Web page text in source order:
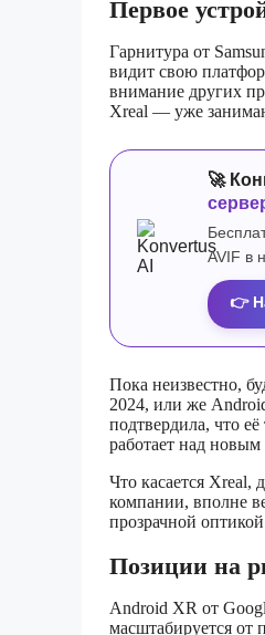
Первое
Гарнитура от
видит свою
внимание других
Xreal — уже
🚀
AVIF в
👉
Пока неизвестно,
2024, или же
подтвердила, что
работает над новым
Что касается Xreal,
компании, вполне
прозрачной
Позиции на
Android XR от
масштабируется от